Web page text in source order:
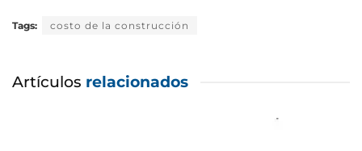
Tags: costo de la construcción
Artículos relacionados